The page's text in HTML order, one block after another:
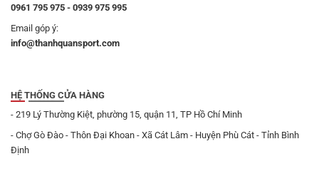
0961 795 975 - 0939 975 995
Email góp ý:
info@thanhquansport.com
HỆ THỐNG CỬA HÀNG
- 219 Lý Thường Kiệt, phường 15, quận 11, TP Hồ Chí Minh
- Chợ Gò Đào - Thôn Đại Khoan - Xã Cát Lâm - Huyện Phù Cát - Tỉnh Bình
Định